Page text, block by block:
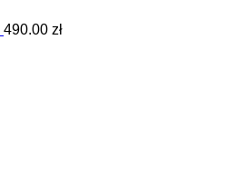
490.00 zł